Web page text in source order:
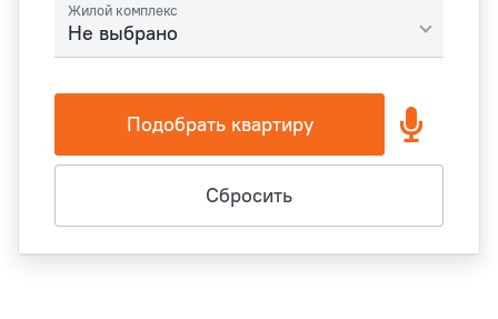
Жилой комплекс
Не выбрано
Подобрать квартиру
Сбросить